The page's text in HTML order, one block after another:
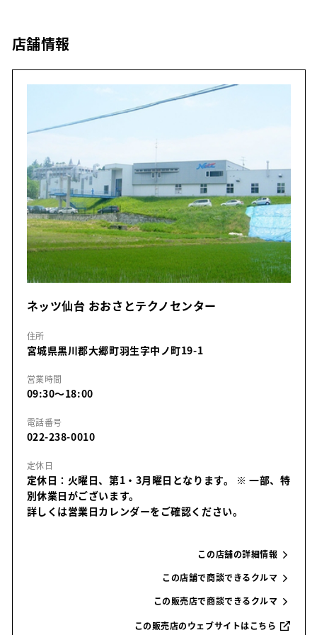
店舗情報
ネッツ仙台 おおさとテクノセンター
住所
宮城県黒川郡大郷町羽生字中ノ町19-1
営業時間
09:30～18:00
電話番号
022-238-0010
定休日
定休日：火曜日、第1・3月曜日となります。
※ 一部、特
別休業日がございます。
詳しくは営業日カレンダーをご確認ください。
この店舗の詳細情報
この店舗で商談できるクルマ
この販売店で商談できるクルマ
この販売店のウェブサイトはこちら